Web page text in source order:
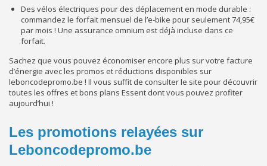
Des vélos électriques pour des déplacement en mode durable :
commandez le forfait mensuel de l’e-bike pour seulement74,95€
par mois ! Une assurance omnium est déjà incluse dans ce
forfait.
Sachez que vous pouvez économiser encore plus sur votre facture
d’énergie avec les promos et réductions disponibles sur
leboncodepromo.be ! Il vous suffit de consulter le site pour découvrir
toutes les offres et bons plans Essent dont vous pouvez profiter
aujourd’hui !
Les promotions relayées sur
Leboncodepromo.be